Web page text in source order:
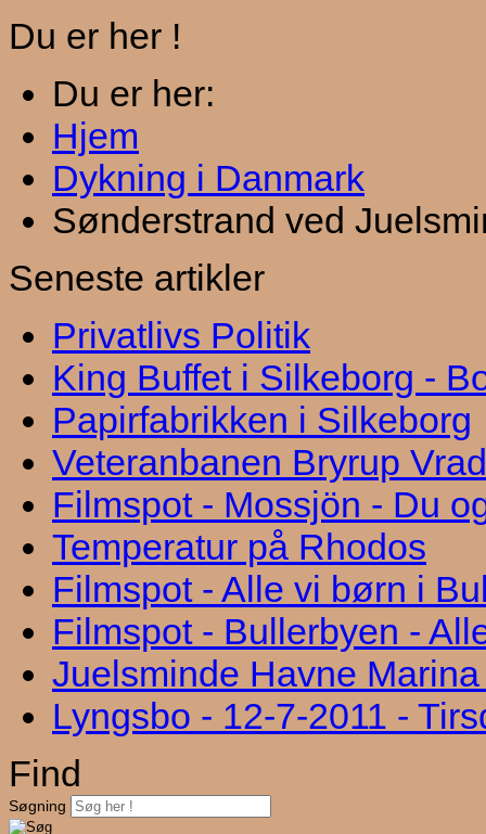
Du er her !
Du er her:
Hjem
Dykning i Danmark
Sønderstrand ved
Seneste artikler
Privatlivs Politik
King Buffet i Silkeborg -
Papirfabrikken i Silkeborg
Veteranbanen Bryrup
Filmspot - Mossjön - Du
Temperatur på Rhodos
Filmspot - Alle vi børn i
Filmspot - Bullerbyen -
Juelsminde Havne
Lyngsbo - 12-7-2011 -
Find
Søgning